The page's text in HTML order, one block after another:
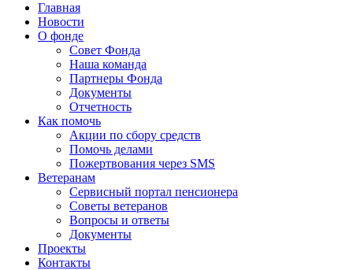
Главная
Новости
О фонде
Совет Фонда
Наша команда
Партнеры Фонда
Документы
Отчетность
Как помочь
Акции по сбору средств
Помочь делами
Пожертвования через SMS
Ветеранам
Сервисный портал пенсионера
Советы ветеранов
Вопросы и ответы
Документы
Проекты
Контакты